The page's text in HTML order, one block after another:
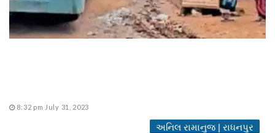
8:32 pm July 31, 2023
અનિલ રામાનુજ | રાધનપુર